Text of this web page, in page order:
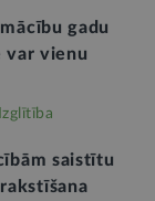
gadu
var vienu
Izglītība
saistītu